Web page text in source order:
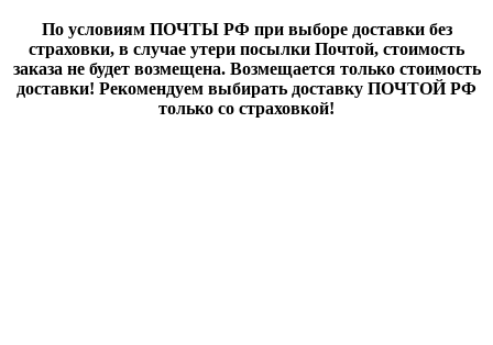
По условиям ПОЧТЫ РФ при выборе доставки без
страховки, в случае утери посылки Почтой, стоимость
заказа не будет возмещена. Возмещается только стоимость
доставки! Рекомендуем выбирать доставку ПОЧТОЙ РФ
только со страховкой!